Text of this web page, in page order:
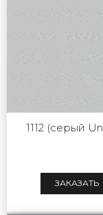
1112 (серый
ЗАКАЗАТЬ